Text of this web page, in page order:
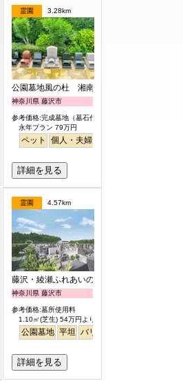
霊園 3.28km
公園墓地風の杜 湘南庭苑
神奈川県 藤沢市
参考価格:完成墓地（墓石代含）
永年プラン 79万円
ペット 個人・夫婦
詳細を見る
芝生
霊園 4.57km
藤沢・綾瀬ふれあいの杜
神奈川県 藤沢市
参考価格:墓所使用料
1.10㎡(芝生) 54万円より
公園墓地 平坦 バリアフリー
詳細を見る